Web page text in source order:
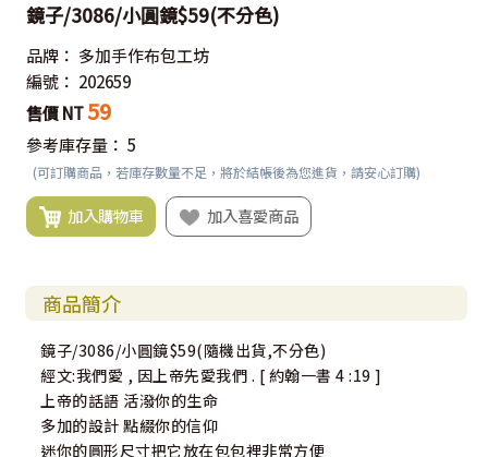
鏡子/3086/小圓鏡$59(不分色)
品牌： 多加手作布包工坊
編號： 202659
售價 NT59
參考庫存量： 5
(可訂購商品，若庫存數量不足，將於結帳後為您進貨，請安心訂購)
加入購物車 加入喜愛商品
商品簡介
鏡子/3086/小圓鏡$59(隨機出貨,不分色)
經文:我們愛 , 因上帝先愛我們 . [ 約翰一書 4 :19 ]
上帝的話語 活潑你的生命
多加的設計 點綴你的信仰
迷你的圓形尺寸把它放在包包裡非常方便